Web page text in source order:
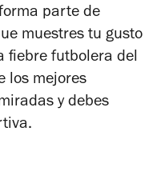
parte de
muestres tu gusto
fiebre futbolera del
los mejores
y debes